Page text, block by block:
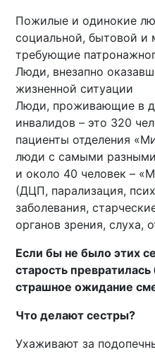
Пожилые и одинокие
социальной, бытовой и
требующие
Люди, внезапно
жизненной ситуации
Люди, проживающие в
инвалидов – это 320
пациенты отделения
люди с самыми
и около 40 человек –
(ДЦП, парализация,
заболевания,
органов зрения, слуха,
Если бы не было этих
старость
страшное ожидание
Что делают сестры?
Ухаживают за